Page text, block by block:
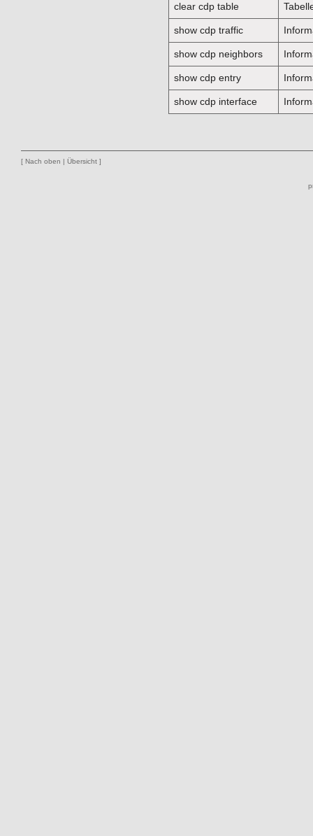
clear cdp table
show cdp traffic
show cdp neighbors
show cdp entry
show cdp interface
[ Nach oben | Übersicht ]